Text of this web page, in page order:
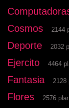
Cosmos 2144
Deporte 2032
Ejercito 4464
Fantasia 2128
Flores 2576